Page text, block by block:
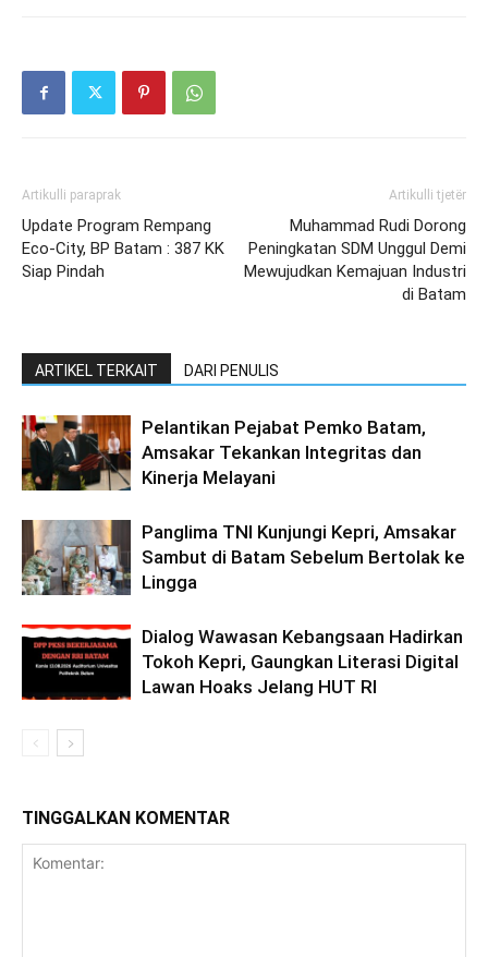
Artikulli paraprak
Update Program Rempang
Eco-City, BP Batam : 387 KK
Siap Pindah
Artikulli tjetër
Muhammad Rudi Dorong
Peningkatan SDM Unggul Demi
Mewujudkan Kemajuan Industri
di Batam
ARTIKEL TERKAIT DARI PENULIS
Pelantikan Pejabat Pemko Batam,
Amsakar Tekankan Integritas dan
Kinerja Melayani
Panglima TNI Kunjungi Kepri, Amsakar
Sambut di Batam Sebelum Bertolak ke
Lingga
Dialog Wawasan Kebangsaan Hadirkan
Tokoh Kepri, Gaungkan Literasi Digital
Lawan Hoaks Jelang HUT RI
TINGGALKAN KOMENTAR